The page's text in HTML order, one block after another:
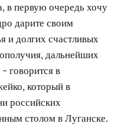
в первую очередь хочу
дарите своим
и долгих счастливых
дальнейших
говорится в
который в
российских
столом в Луганске.